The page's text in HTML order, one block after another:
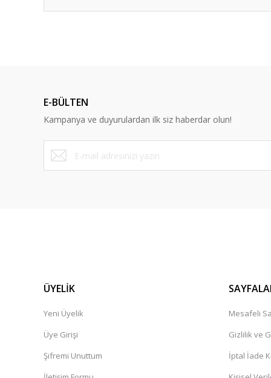
Ürün bilgilerinde hatalar bulunuyor.
Ürün fiyatı diğer sitelerden daha pahalı.
Bu ürüne benzer farklı alternatifler olmalı.
E-BÜLTEN
Kampanya ve duyurulardan ilk siz haberdar olun!
ÜYELİK
Yeni Üyelik
Üye Girişi
Şifremi Unuttum
Mesafeli
Gizlilik ve
İptal İade